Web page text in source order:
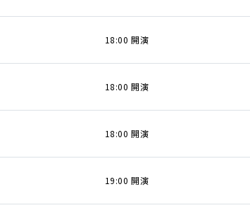
18:00 開演
18:00 開演
18:00 開演
19:00 開演